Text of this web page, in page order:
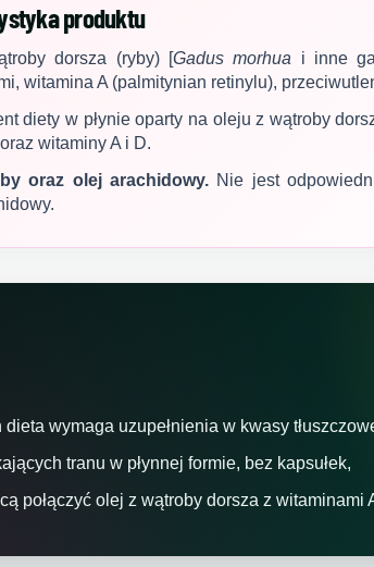
produktu
dorsza (ryby) [Gadus morhua i inne
witamina A (palmitynian retinylu),
diety w płynie oparty na oleju z wątroby
witaminy A i D.
oraz olej arachidowy.Nie jest
wymaga uzupełnienia w kwasy
tranu w płynnej formie, bez kapsułek,
połączyć olej z wątroby dorsza z witaminami